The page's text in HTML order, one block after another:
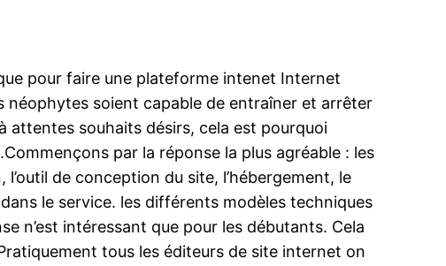
pour faire une plateforme intenet Internet
néophytes soient capable de entraîner et arrêter
attentes souhaits désirs, cela est pourquoi
par la réponse la plus agréable : les
de conception du site, l’hébergement, le
le service. les différents modèles techniques
n’est intéressant que pour les débutants. Cela
tous les éditeurs de site internet on